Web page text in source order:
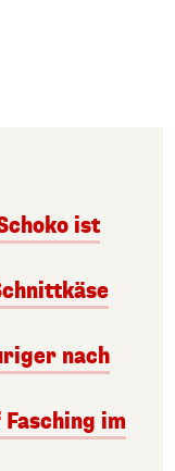
ist
nach
im